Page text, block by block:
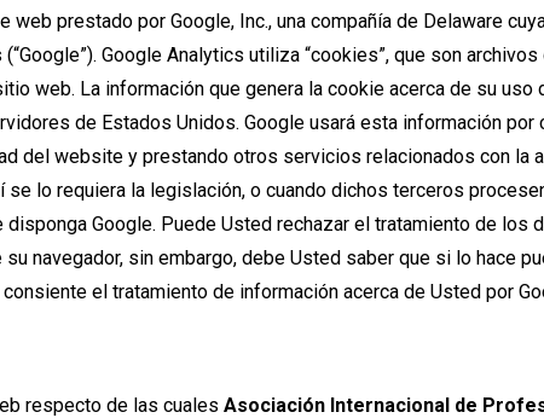
prestado por Google, Inc., una compañía de Delaware
Google Analytics utiliza “cookies”, que son
web. La información que genera la cookie acerca de su
de Estados Unidos. Google usará esta información
del website y prestando otros servicios relacionados con la
lo requiera la legislación, o cuando dichos terceros
Google. Puede Usted rechazar el tratamiento de los
navegador, sin embargo, debe Usted saber que si lo hace
el tratamiento de información acerca de Usted por
respecto de las cuales Asociación Internacional de